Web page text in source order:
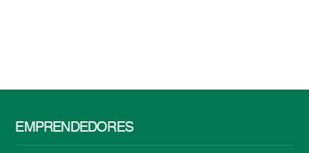
EMPRENDEDORES